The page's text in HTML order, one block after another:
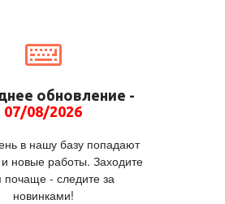
обновление -
07/08/2026
в нашу базу попадают
новые работы. Заходите
почаще - следите за
новинками!